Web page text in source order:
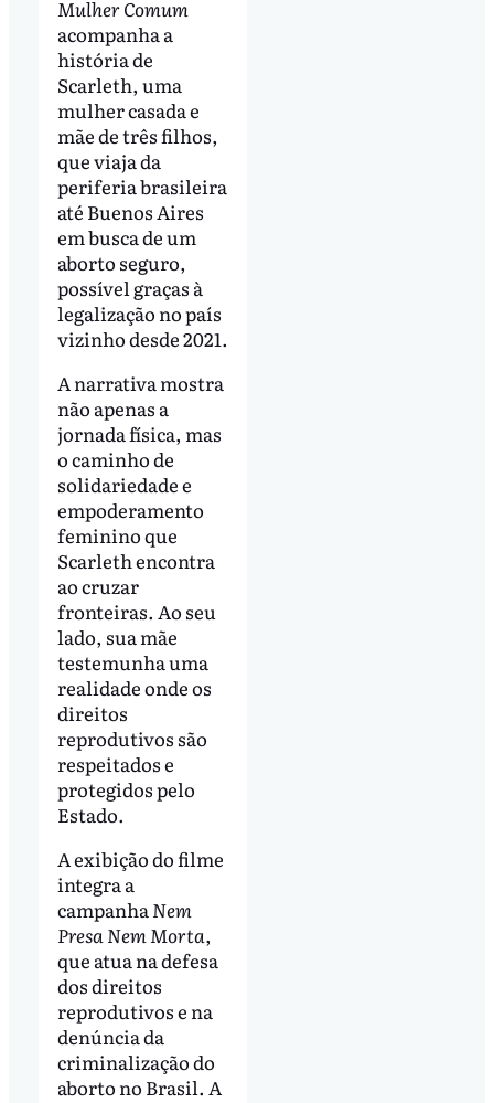
Mulher Comum
acompanha a
história de
Scarleth, uma
mulher casada e
mãe de três filhos,
que viaja da
periferia brasileira
até Buenos Aires
em busca de um
aborto seguro,
possível graças à
legalização no país
vizinho desde 2021.
A narrativa mostra
não apenas a
jornada física, mas
o caminho de
solidariedade e
empoderamento
feminino que
Scarleth encontra
ao cruzar
fronteiras. Ao seu
lado, sua mãe
testemunha uma
realidade onde os
direitos
reprodutivos são
respeitados e
protegidos pelo
Estado.
A exibição do filme
integra a
campanha Nem
Presa Nem Morta,
que atua na defesa
dos direitos
reprodutivos e na
denúncia da
criminalização do
aborto no Brasil. A